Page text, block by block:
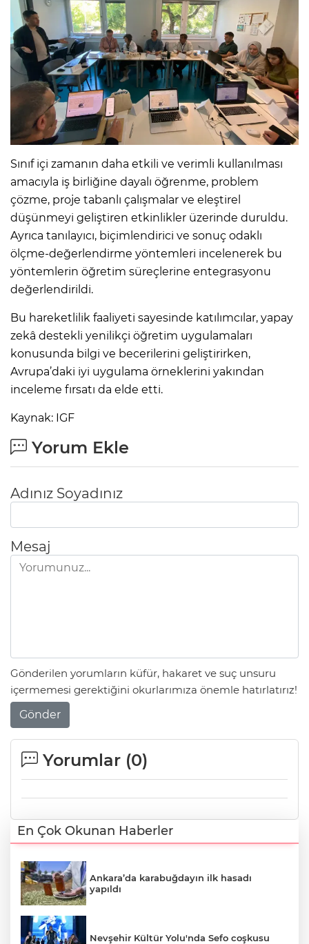
Sınıf içi zamanın daha etkili ve verimli kullanılması
amacıyla iş birliğine dayalı öğrenme, problem
çözme, proje tabanlı çalışmalar ve eleştirel
düşünmeyi geliştiren etkinlikler üzerinde duruldu.
Ayrıca tanılayıcı, biçimlendirici ve sonuç odaklı
ölçme-değerlendirme yöntemleri incelenerek bu
yöntemlerin öğretim süreçlerine entegrasyonu
değerlendirildi.
Bu hareketlilik faaliyeti sayesinde katılımcılar, yapay
zekâ destekli yenilikçi öğretim uygulamaları
konusunda bilgi ve becerilerini geliştirirken,
Avrupa’daki iyi uygulama örneklerini yakından
inceleme fırsatı da elde etti.
Kaynak: IGF
Yorum Ekle
Adınız Soyadınız
Mesaj
Gönderilen yorumların küfür, hakaret ve suç unsuru
içermemesi gerektiğini okurlarımıza önemle hatırlatırız!
Gönder
Yorumlar (0)
En Çok Okunan Haberler
Ankara’da karabuğdayın ilk hasadı
yapıldı
Nevşehir Kültür Yolu'nda Sefo coşkusu